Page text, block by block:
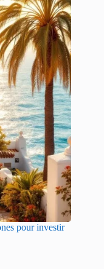
pour investir